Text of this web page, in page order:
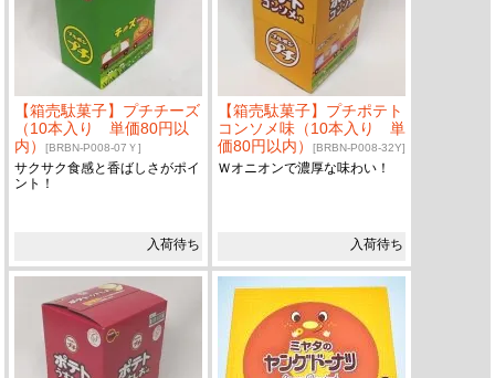
【箱売駄菓子】プチチーズ
（10本入り 単価80円以
内）[BRBN-P008-07Ｙ]
サクサク食感と香ばしさがポイ
ント！
入荷待ち
【箱売駄菓子】プチポテト
コンソメ味（10本入り 単
価80円以内）[BRBN-P008-32Y]
Ｗオニオンで濃厚な味わい！
入荷待ち